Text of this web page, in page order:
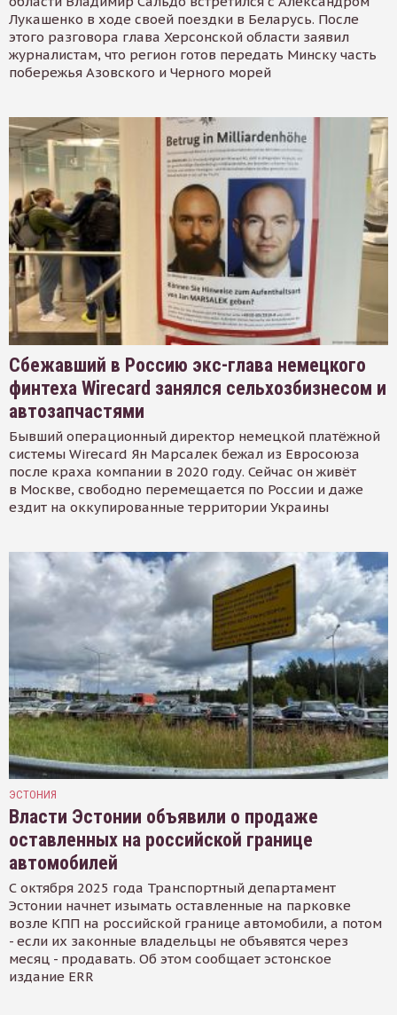
Лукашенко в ходе своей поездки в Беларусь. После
этого разговора глава Херсонской области заявил
журналистам, что регион готов передать Минску часть
побережья Азовского и Черного морей
Сбежавший в Россию экс-глава немецкого
финтеха Wirecard занялся сельхозбизнесом и
автозапчастями
Бывший операционный директор немецкой платёжной
системы Wirecard Ян Марсалек бежал из Евросоюза
после краха компании в 2020 году. Сейчас он живёт
в Москве, свободно перемещается по России и даже
ездит на оккупированные территории Украины
ЭСТОНИЯ
Власти Эстонии объявили о продаже
оставленных на российской границе
автомобилей
С октября 2025 года Транспортный департамент
Эстонии начнет изымать оставленные на парковке
возле КПП на российской границе автомобили, а потом
- если их законные владельцы не объявятся через
месяц - продавать. Об этом сообщает эстонское
издание ERR